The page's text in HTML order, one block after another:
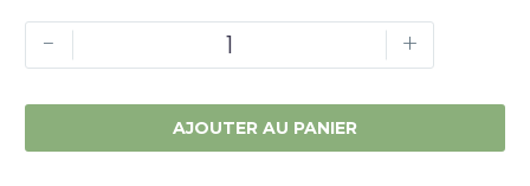
- +
AJOUTER AU PANIER